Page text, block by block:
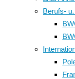
Berufs-